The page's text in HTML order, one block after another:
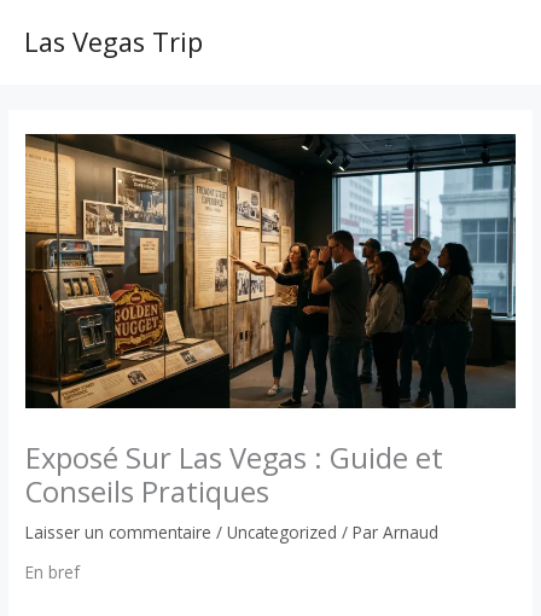
contenu
Las Vegas Trip
Exposé Sur Las Vegas : Guide et
Conseils Pratiques
Laisser un commentaire /Uncategorized / ParArnaud
En bref